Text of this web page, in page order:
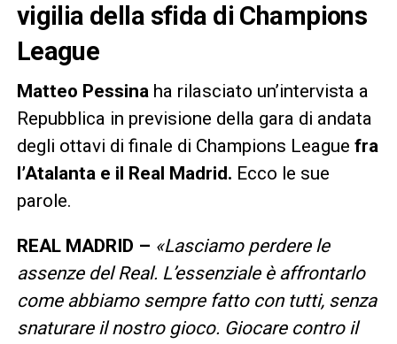
vigilia della sfida di Champions
League
Matteo Pessinaha rilasciato un’intervista a
Repubblica in previsione della gara di andata
degli ottavi di finale di Champions League fra
l’Atalanta e il Real Madrid. Ecco le sue
parole.
REAL MADRID – «Lasciamo perdere le
assenze del Real. L’essenziale è affrontarlo
come abbiamo sempre fatto con tutti, senza
snaturare il nostro gioco. Giocare contro il